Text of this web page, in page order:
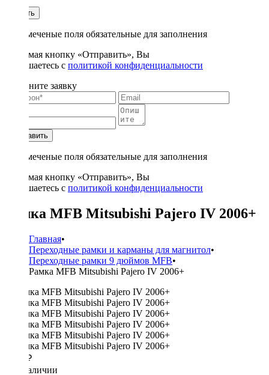
Купить
* - отмеченые поля обязательные для заполнения
Нажимая кнопку «Отправить», Вы
соглашаетесь с политикой конфиденциальности
Заполните заявку
Отправить
* - отмеченые поля обязательные для заполнения
Нажимая кнопку «Отправить», Вы
соглашаетесь с политикой конфиденциальности
Рамка MFB Mitsubishi Pajero IV 2006+
Главная•
Переходные рамки и карманы для магнитол•
Переходные рамки 9 дюймов MFB•
Рамка MFB Mitsubishi Pajero IV 2006+
2500 ₽
в наличии